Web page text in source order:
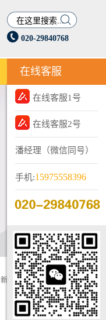

 020-29840768
新闻中心>行业新闻
在线客服
在线客服1号
在线客服2号
潘经理（微信同号）
手机:15975558396